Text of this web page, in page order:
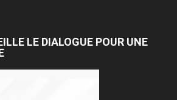
LE DIALOGUE POUR UNE